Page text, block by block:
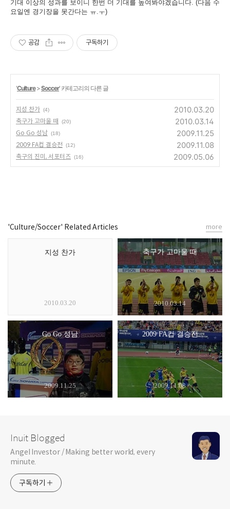
기대 이상의 성과를 보이니 한번 더 기대를 높여봐야겠습니다. (다음 수
요일엔 경기장을 못간다는 ㅠ.ㅜ)
공감 구독하기
'Culture>Soccer' 카테고리의 다른 글
지성 찬가 (4) 2010.03.20
축구가 고마울 때 (20) 2010.03.14
Go Go 성남 (18) 2009.11.25
2009 FA컵 결승전 (12) 2009.11.08
축구의 진미, 서포터즈 (16) 2009.05.06
'Culture/Soccer' Related Articles
지성 찬가
2010.03.20
축구가 고마울 때
2010.03.14
Go Go 성남
2009.11.25
2009 FA컵 결승전
2009.11.08
more
Inuit Blogged
Angel Investor / Making better world, every
minute.
구독하기